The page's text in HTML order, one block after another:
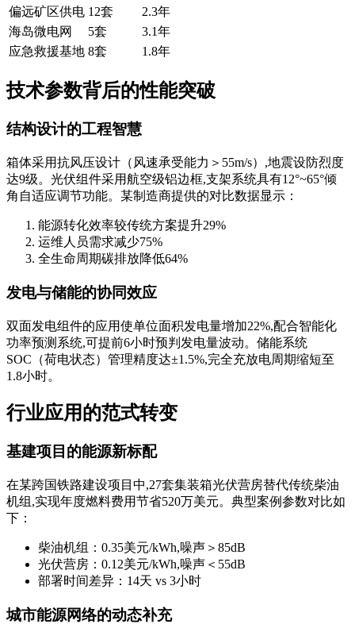
偏远矿区供电 12套
2.3年
海岛微电网
5套
3.1年
应急救援基地 8套 1.8年
技术参数背后的性能突破
结构设计的工程智慧
箱体采用抗风压设计（风速承受能力＞55m/s）,地震设防烈度
达9级。光伏组件采用航空级铝边框,支架系统具有12°~65°倾
角自适应调节功能。某制造商提供的对比数据显示：
能源转化效率较传统方案提升29%
运维人员需求减少75%
全生命周期碳排放降低64%
发电与储能的协同效应
双面发电组件的应用使单位面积发电量增加22%,配合智能化
功率预测系统,可提前6小时预判发电量波动。储能系统
SOC（荷电状态）管理精度达±1.5%,完全充放电周期缩短至
1.8小时。
行业应用的范式转变
基建项目的能源新标配
在某跨国铁路建设项目中,27套集装箱光伏营房替代传统柴油
机组,实现年度燃料费用节省520万美元。典型案例参数对比如
下：
柴油机组：0.35美元/kWh,噪声＞85dB
光伏营房：0.12美元/kWh,噪声＜55dB
部署时间差异：14天 vs 3小时
城市能源网络的动态补充